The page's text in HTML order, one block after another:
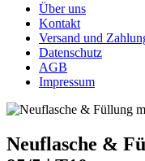
Über uns
Kontakt
Versand und
Datenschutz
AGB
Impressum
Neuflasche &